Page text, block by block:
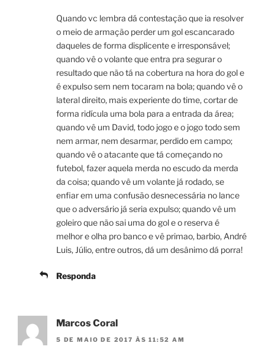
Quando vc lembra dá contestação que ia resolver
o meio de armação perder um gol escancarado
daqueles de forma displicente e irresponsável;
quando vê o volante que entra pra segurar o
resultado que não tá na cobertura na hora do gol e
é expulso sem nem tocaram na bola; quando vê o
lateral direito, mais experiente do time, cortar de
forma ridícula uma bola para a entrada da área;
quando vê um David, todo jogo e o jogo todo sem
nem armar, nem desarmar, perdido em campo;
quando vê o atacante que tá começando no
futebol, fazer aquela merda no escudo da merda
da coisa; quando vê um volante já rodado, se
enfiar em uma confusão desnecessária no lance
que o adversário já seria expulso; quando vê um
goleiro que não sai uma do gol e o reserva é
melhor e olha pro banco e vê primao, barbio, André
Luis, Júlio, entre outros, dá um desânimo dá porra!
Responda
Marcos Coral
5 DE MAIO DE 2017 ÀS 11:52 AM